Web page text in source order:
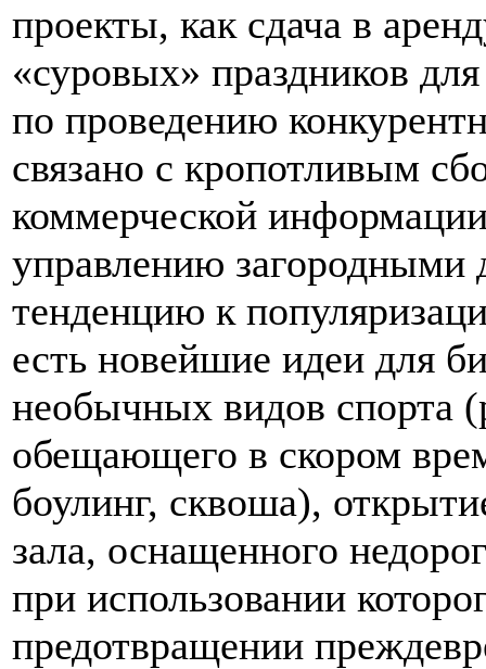
проекты, как сдача в
«суровых» праздников
по проведению
связано с кропотливым
коммерческой
управлению загородными
тенденцию к
есть новейшие идеи для
необычных видов спорта
обещающего в скором
боулинг, сквоша),
зала, оснащенного
при использовании
предотвращении